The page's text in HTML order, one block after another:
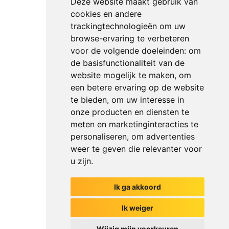
cookies en andere
trackingtechnologieën om uw
browse-ervaring te verbeteren
voor de volgende doeleinden: om
de basisfunctionaliteit van de
website mogelijk te maken, om
een betere ervaring op de website
te bieden, om uw interesse in
onze producten en diensten te
meten en marketinginteracties te
personaliseren, om advertenties
weer te geven die relevanter voor
u zijn.
Ik ga akkoord
Ik weiger
Het begin van jouw gesprek